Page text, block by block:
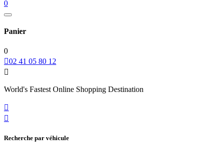
0
Panier
0
02 41 05 80 12

World's Fastest Online Shopping Destination


Recherche par véhicule